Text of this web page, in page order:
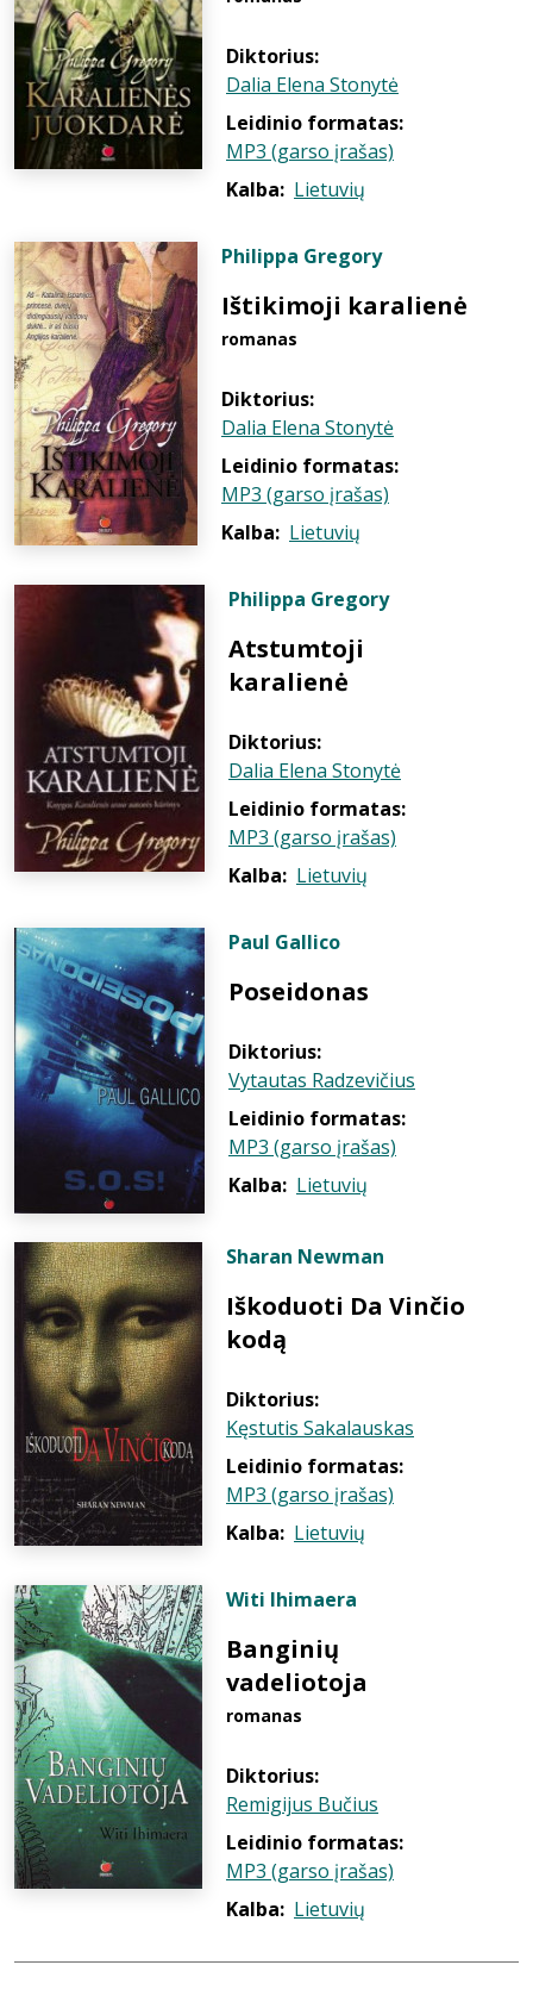
Diktorius:
Dalia Elena Stonytė
Leidinio formatas:
MP3 (garso įrašas)
Kalba: Lietuvių
Philippa Gregory
Ištikimoji karalienė
romanas
Diktorius:
Dalia Elena Stonytė
Leidinio formatas:
MP3 (garso įrašas)
Kalba: Lietuvių
Philippa Gregory
Atstumtoji
karalienė
Diktorius:
Dalia Elena Stonytė
Leidinio formatas:
MP3 (garso įrašas)
Kalba: Lietuvių
Paul Gallico
Poseidonas
Diktorius:
Vytautas Radzevičius
Leidinio formatas:
MP3 (garso įrašas)
Kalba: Lietuvių
Sharan Newman
Iškoduoti Da Vinčio
kodą
Diktorius:
Kęstutis Sakalauskas
Leidinio formatas:
MP3 (garso įrašas)
Kalba: Lietuvių
Witi Ihimaera
Banginių
vadeliotoja
romanas
Diktorius:
Remigijus Bučius
Leidinio formatas:
MP3 (garso įrašas)
Kalba: Lietuvių